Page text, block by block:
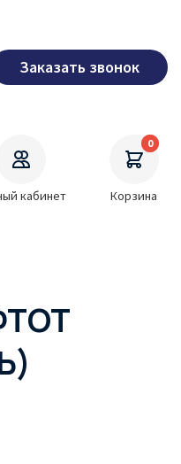
Заказать звонок
кабинет
0
Корзина